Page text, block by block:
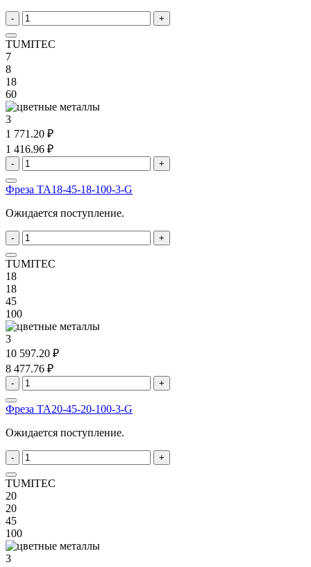
- +
TUMITEC
7
8
18
60
3
1 771.20 ₽
1 416.96 ₽
- +
Фреза TA18-45-18-100-3-G
Ожидается поступление.
- +
TUMITEC
18
18
45
100
3
10 597.20 ₽
8 477.76 ₽
- +
Фреза TA20-45-20-100-3-G
Ожидается поступление.
- +
TUMITEC
20
20
45
100
3